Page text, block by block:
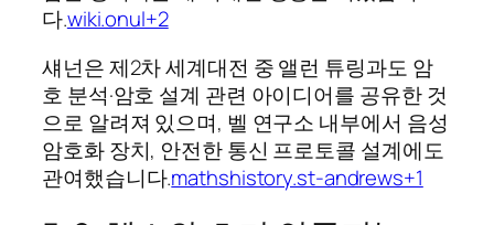
다.wiki.onul+2
섀넌은 제2차 세계대전 중 앨런 튜링과도 암
호 분석·암호 설계 관련 아이디어를 공유한 것
으로 알려져 있으며, 벨 연구소 내부에서 음성
암호화 장치, 안전한 통신 프로토콜 설계에도
관여했습니다.mathshistory.st-andrews+1